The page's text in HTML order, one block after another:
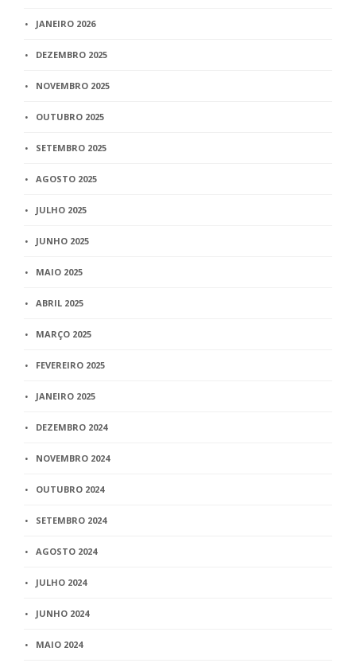
JANEIRO 2026
DEZEMBRO 2025
NOVEMBRO 2025
OUTUBRO 2025
SETEMBRO 2025
AGOSTO 2025
JULHO 2025
JUNHO 2025
MAIO 2025
ABRIL 2025
MARÇO 2025
FEVEREIRO 2025
JANEIRO 2025
DEZEMBRO 2024
NOVEMBRO 2024
OUTUBRO 2024
SETEMBRO 2024
AGOSTO 2024
JULHO 2024
JUNHO 2024
MAIO 2024